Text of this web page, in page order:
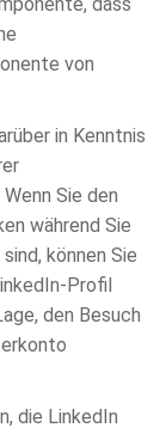
von
in Kenntnis
Sie den
während Sie
können Sie
Profil
den Besuch
die LinkedIn